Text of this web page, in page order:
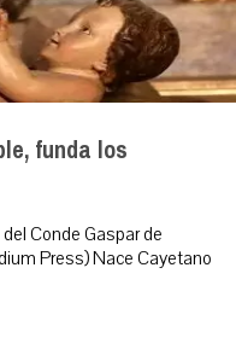
funda los
Conde Gaspar de
Press) Nace Cayetano